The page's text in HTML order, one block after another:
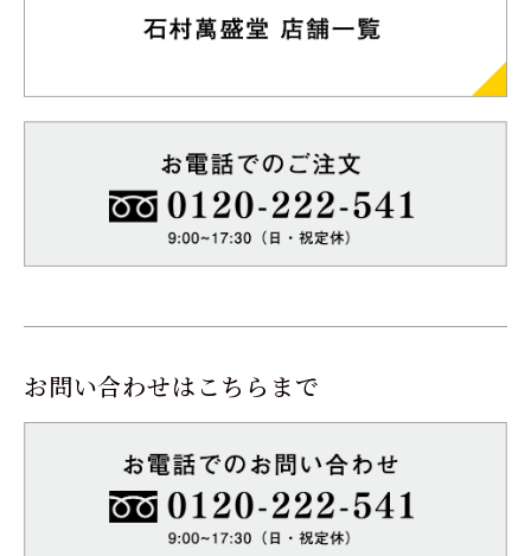
お問い合わせはこちらまで